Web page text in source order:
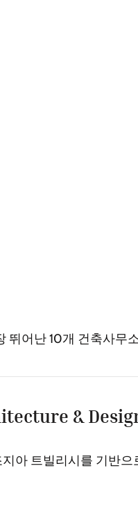
뛰어난 10개 건축사무
&
지아 트빌리시를 기반